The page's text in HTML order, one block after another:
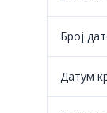
Број
Датум